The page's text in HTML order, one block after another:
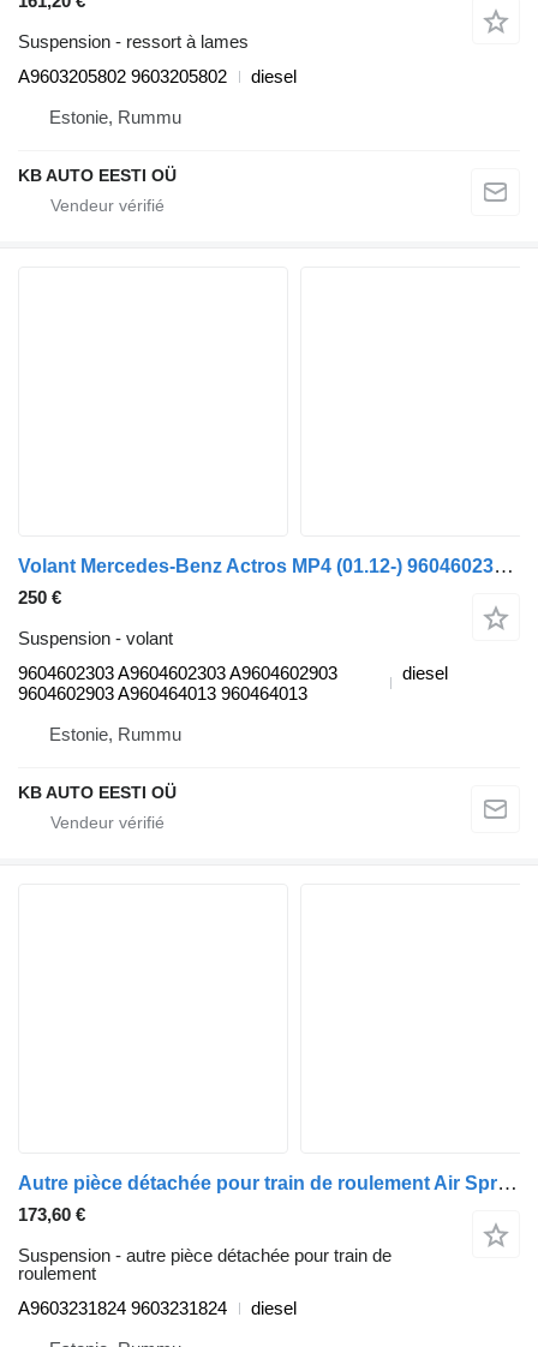
Suspension - ressort à lames
A9603205802 9603205802
diesel
Estonie, Rummu
KB AUTO EESTI OÜ
Volant Mercedes-Benz Actros MP4 (01.12-) 9604602303 pour camion Mercedes-Benz Actros MP4 Antos Arocs (2012-)
250 €
Suspension - volant
9604602303 A9604602303 A9604602903
9604602903 A960464013 960464013
diesel
Estonie, Rummu
KB AUTO EESTI OÜ
Autre pièce détachée pour train de roulement Air Spring Bracket Actros MP4 (01.12-) A9603231824 pour camion Mercedes-Benz Actros MP4 Antos Arocs (2012-)
173,60 €
Suspension - autre pièce détachée pour train de
roulement
A9603231824 9603231824
diesel